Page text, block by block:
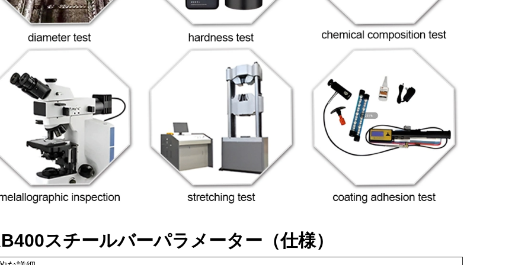
スチールバーパラメーター（仕様）